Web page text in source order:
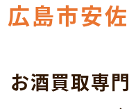
広島市安
お酒買取専